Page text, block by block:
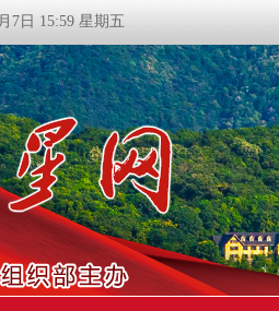
7日 15:59 星期五